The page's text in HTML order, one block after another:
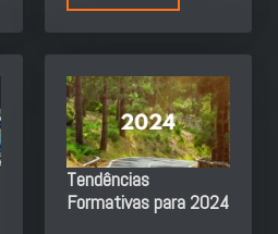
Tendências
Formativas para 2024